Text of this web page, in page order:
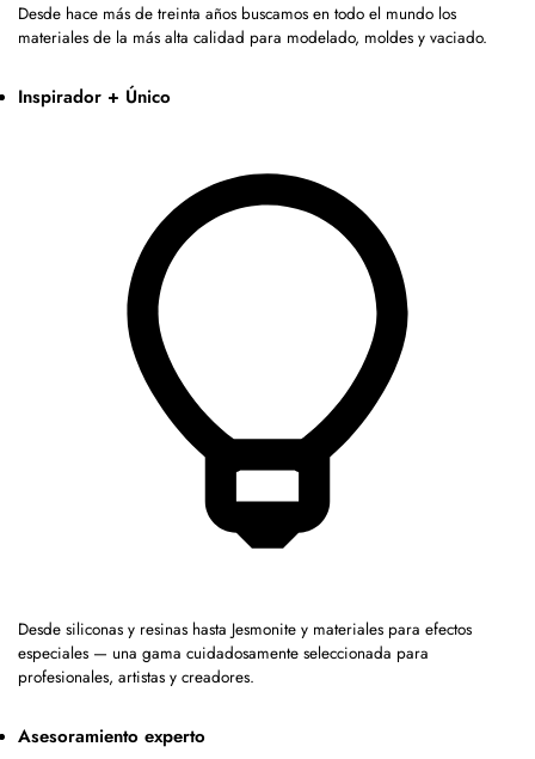
Desde hace más de treinta años buscamos en todo el mundo los
materiales de la más alta calidad para modelado, moldes y vaciado.
Inspirador + Único
Desde siliconas y resinas hasta Jesmonite y materiales para efectos
especiales — una gama cuidadosamente seleccionada para
profesionales, artistas y creadores.
Asesoramiento experto